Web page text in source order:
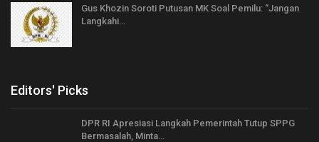
Gus Khozin Soroti Putusan MK Soal Pemilu: “Jangan
Langkahi…
Editors' Picks
DPR RI Apresiasi Langkah Pemerintah Tutup SPPG
Bermasalah, Minta…